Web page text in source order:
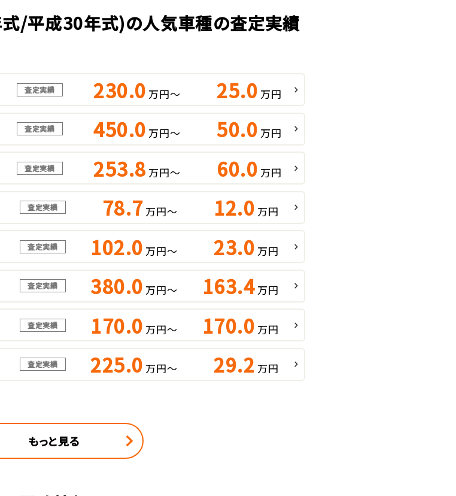
式/平成30年式)の人気車種の査定実績
査定実績 230.0 万円～ 25.0 万円
査定実績 450.0 万円～ 50.0 万円
査定実績 253.8 万円～ 60.0 万円
査定実績 78.7 万円～ 12.0 万円
査定実績 102.0 万円～ 23.0 万円
査定実績 380.0 万円～ 163.4 万円
査定実績 170.0 万円～ 170.0 万円
査定実績 225.0 万円～ 29.2 万円
もっと見る